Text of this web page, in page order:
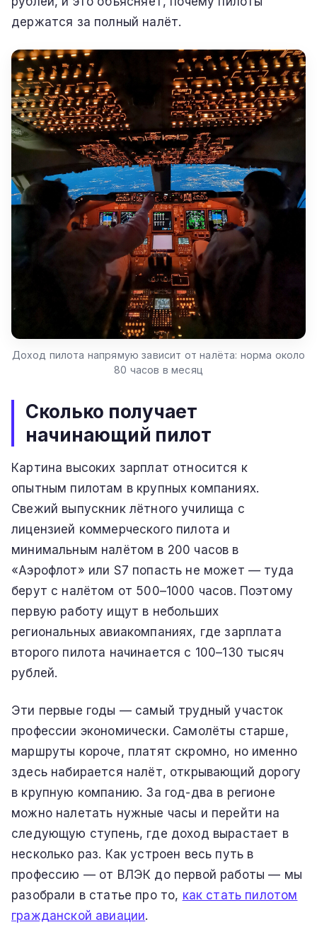
держатся за полный налёт.
Доход пилота напрямую зависит от налёта: норма около
80 часов в месяц
Сколько получает
начинающий пилот
Картина высоких зарплат относится к
опытным пилотам в крупных компаниях.
Свежий выпускник лётного училища с
лицензией коммерческого пилота и
минимальным налётом в 200 часов в
«Аэрофлот» или S7 попасть не может — туда
берут с налётом от 500–1000 часов. Поэтому
первую работу ищут в небольших
региональных авиакомпаниях, где зарплата
второго пилота начинается с 100–130 тысяч
рублей.
Эти первые годы — самый трудный участок
профессии экономически. Самолёты старше,
маршруты короче, платят скромно, но именно
здесь набирается налёт, открывающий дорогу
в крупную компанию. За год-два в регионе
можно налетать нужные часы и перейти на
следующую ступень, где доход вырастает в
несколько раз. Как устроен весь путь в
профессию — от ВЛЭК до первой работы — мы
разобрали в статье про то, как стать пилотом
гражданской авиации.